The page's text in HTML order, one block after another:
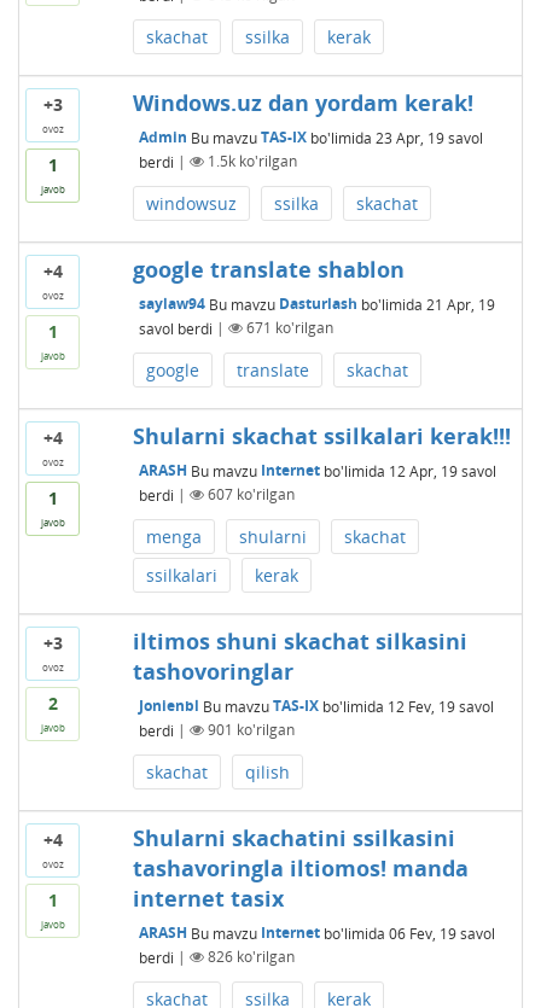
skachat ssilka kerak
+3
ovoz
1
javob
Windows.uz dan yordam kerak!
Admin Bu mavzuTAS-IXbo'limida 23 Apr, 19 savol
berdi | 1.5kko'rilgan
windowsuz ssilka skachat
+4
ovoz
1
javob
google translate shablon
saylaw94 Bu mavzu Dasturlash bo'limida 21 Apr, 19
savol berdi | 671 ko'rilgan
google translate skachat
+4
ovoz
1
javob
Shularni skachat ssilkalari kerak!!!
ARASH Bu mavzu Internetbo'limida 12 Apr, 19 savol
berdi | 607ko'rilgan
menga shularni
skachat
ssilkalari
kerak
+3
ovoz
2
javob
iltimos shuni skachat silkasini
tashovoringlar
Jonienbl Bu mavzuTAS-IXbo'limida 12 Fev, 19 savol
berdi | 901 ko'rilgan
skachat qilish
+4
ovoz
1
javob
Shularni skachatini ssilkasini
tashavoringla iltiomos! manda
internet tasix
ARASH Bu mavzu Internetbo'limida 06 Fev, 19 savol
berdi | 826ko'rilgan
skachat ssilka kerak